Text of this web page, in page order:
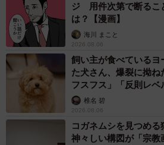
ジ 用件次第で断るこ
は？【漫画】
海川 まこと
2026.08.06
飼い主が食べているヨ
た犬さん、爆裂に拗
フスフス」「反則レベ
椎名 碧
2026.08.06
コガネムシを見つめ
神々しい構図が「宗